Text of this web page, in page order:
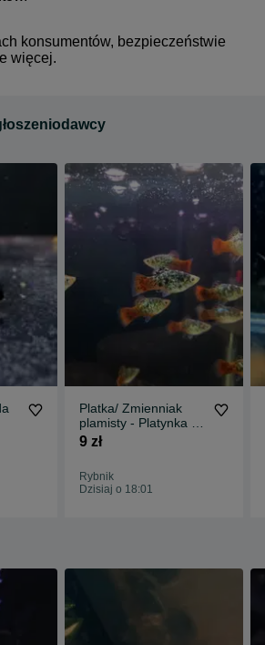
konsumentów, bezpieczeństwie
więcej.
Platka/ Zmienniak
plamisty - Platynka -
Rainbow Calico
9 zł
Rybnik
Dzisiaj o 18:01